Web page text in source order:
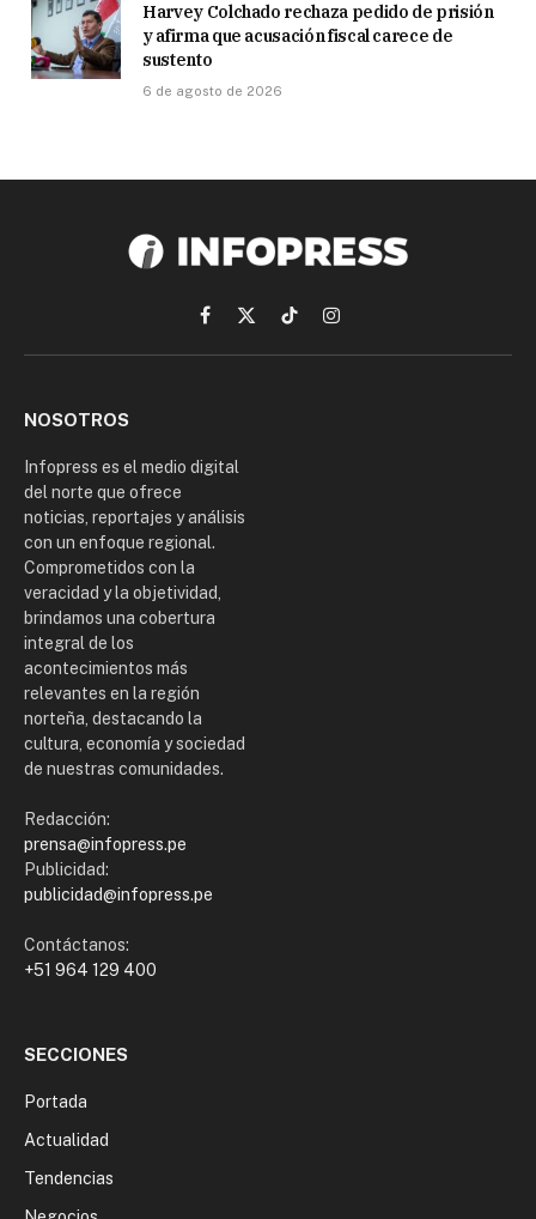
Harvey Colchado rechaza pedido de prisión
y afirma que acusación fiscal carece de
sustento
6 de agosto de 2026
Facebook
X
(Twitter)
TikTokInstagram
NOSOTROS
Infopress es el medio digital
del norte que ofrece
noticias, reportajes y análisis
con un enfoque regional.
Comprometidos con la
veracidad y la objetividad,
brindamos una cobertura
integral de los
acontecimientos más
relevantes en la región
norteña, destacando la
cultura, economía y sociedad
de nuestras comunidades.
Redacción:
prensa@infopress.pe
Publicidad:
publicidad@infopress.pe
Contáctanos:
+51 964 129 400
SECCIONES
Portada
Actualidad
Tendencias